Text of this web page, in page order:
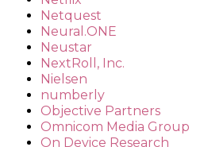
Netquest
Neural.ONE
Neustar
NextRoll, Inc.
Nielsen
numberly
Objective Partners
Omnicom Media Group
On Device Research